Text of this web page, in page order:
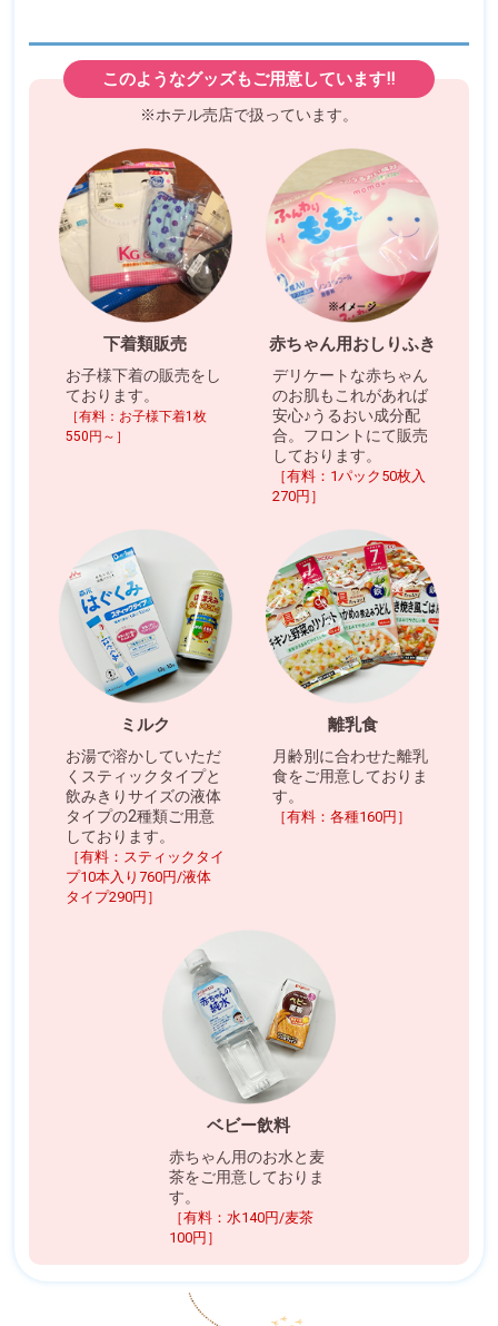
このようなグッズもご用意しています!!
※ホテル売店で扱っています。
下着類販売
お子様下着の販売をし
ております。
［有料：お子様下着1枚
550円～］
赤ちゃん用おしりふき
デリケートな赤ちゃん
のお肌もこれがあれば
安心♪うるおい成分配
合。フロントにて販売
しております。
［有料：1パック50枚入
270円］
ミルク
お湯で溶かしていただ
くスティックタイプと
飲みきりサイズの液体
タイプの2種類ご用意
しております。
［有料：スティックタイ
プ10本入り760円/液体
タイプ290円］
離乳食
月齢別に合わせた離乳
食をご用意しておりま
す。
［有料：各種160円］
ベビー飲料
赤ちゃん用のお水と麦
茶をご用意しておりま
す。
［有料：水140円/麦茶
100円］